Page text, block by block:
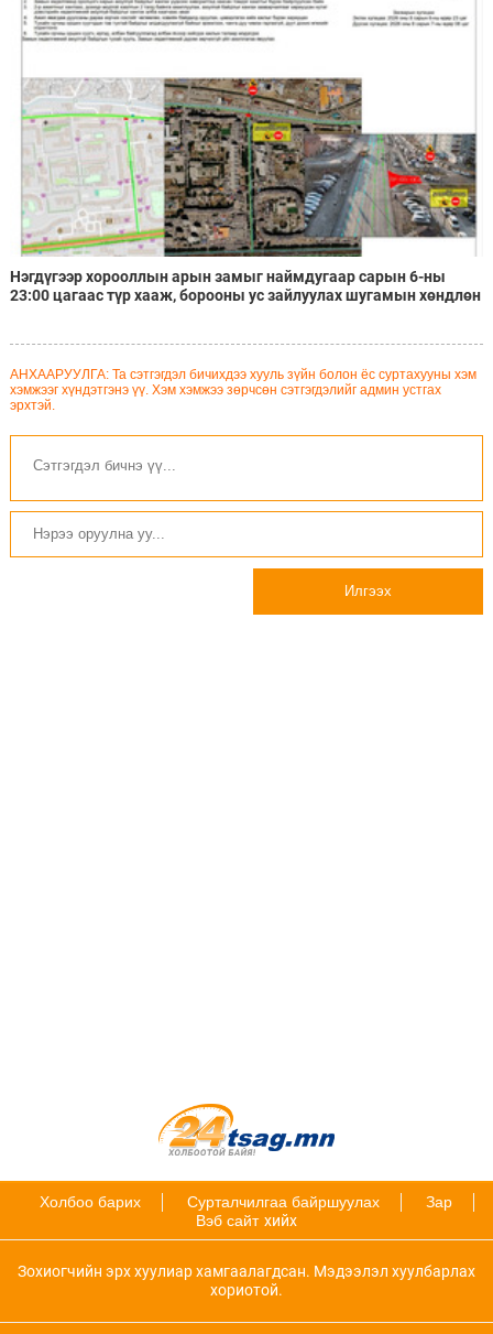
Нэгдүгээр хорооллын арын замыг наймдугаар сарын 6-ны
23:00 цагаас түр хааж, борооны ус зайлуулах шугамын хөндлөн
АНХААРУУЛГА: Та сэтгэгдэл бичихдээ хууль зүйн болон ёс суртахууны хэм
хэмжээг хүндэтгэнэ үү. Хэм хэмжээ зөрчсөн сэтгэгдэлийг админ устгах
эрхтэй.
Илгээх
Холбоо барих Сурталчилгаа байршуулах
Зар
Вэб сайт хийх
Зохиогчийн эрх хуулиар хамгаалагдсан. Мэдээлэл хуулбарлах
хориотой.